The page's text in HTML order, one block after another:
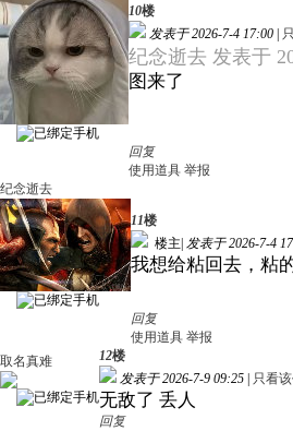
10楼
发表于 2026-7-4 17:00
纪念逝去 发表于
图来了
回复
使用道具 举报
纪念逝去
11楼
楼主 发表于 2026-7-4
我想给粘回去，粘
回复
使用道具 举报
取名真难
12楼
发表于 2026-7-9 09:25
只看
无敌了 丢人
回复